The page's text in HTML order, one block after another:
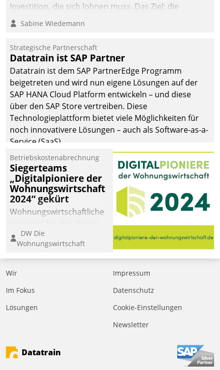
Investition, die sich lohnen muss. Das Ziel: die
nachhaltige Optimierung der Geschäftsabläufe. Damit
dieses Ziel erreicht wird, sollten einige Grundregeln
Sabine Wiedemann
Strategische Partnerschaft
Datatrain ist SAP Partner
Datatrain ist dem SAP PartnerEdge Programm
beigetreten und wird nun eigene Lösungen auf der
SAP HANA Cloud Platform entwickeln – und diese
über den SAP Store vertreiben. Diese
Technologieplattform bietet viele Möglichkeiten für
noch innovativere Lösungen – auch als Software-as-a-
Service (SaaS).
Betriebskostenabrechnung
Siegerteams
„Digitalpioniere der
Wohnungswirtschaft
2024“ gekürt
Wohnungswirtschaftliche
eine digitale Zukunft zu
finden, ist das Ziel des
Awards „Digitalpioniere
der
Bewerben können sich
dafür ein Team
DW Die
Wohnungswirtschaft
Wir
Im Fokus
Lösungen
Impressum
Datenschutz
Cookie-Einstellungen
Newsletter
Datatrain